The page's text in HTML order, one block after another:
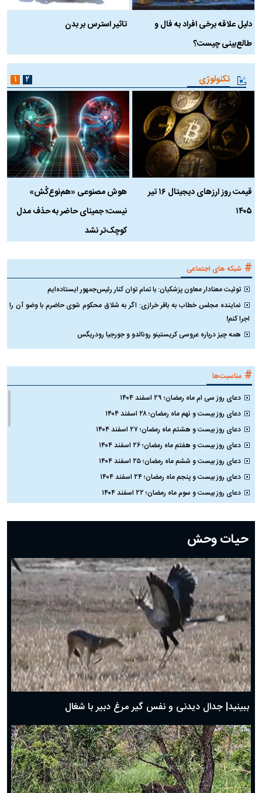
دلیل علاقه برخی افراد به فال و
طالع‌بینی چیست؟
تاثیر استرس بر بدن
تکنولوژی
قیمت روز ارز‌های دیجیتال ۱۶ تیر
۱۴۰۵
هوش مصنوعی «هم‌نوع‌کُش»
نیست؛ جمینای حاضر به حذف مدل
کوچک‌تر نشد
۱ ۲
# شبکه های اجتماعی
توئیت معنادار معاون پزشکیان: با تمام توان کنار رئیس‌جمهور ایستاده‌ایم
نماینده مجلس خطاب به باقر خرازی: اگر به شلاق محکوم شوی حاضرم با وضو آن را
اجرا کنم!
همه چیز درباره عروسی کریستینو رونالدو و جورجیا رودریگس
# مناسبت‌ها
دعای روز سی ام ماه رمضان؛ ۲۹ اسفند ۱۴۰۴
دعای روز بیست و نهم ماه رمضان؛ ۲۸ اسفند ۱۴۰۴
دعای روز بیست و هشتم ماه رمضان؛ ۲۷ اسفند ۱۴۰۴
دعای روز بیست و هفتم ماه رمضان؛ ۲۶ اسفند ۱۴۰۴
دعای روز بیست و ششم ماه رمضان؛ ۲۵ اسفند ۱۴۰۴
دعای روز بیست و پنجم ماه رمضان؛ ۲۴ اسفند ۱۴۰۴
دعای روز بیست و سوم ماه رمضان؛ ۲۲ اسفند ۱۴۰۴
دعای روز بیستم ماه رمضان؛ ۱۹ اسفند ۱۴۰۴
دعای روز هشتم ماه مبارک رمضان؛ ۷ اسفند ماه ۱۴۰۴
دعای روز هفتم ماه رمضان؛ ۶ اسفند ۱۴۰۴
دعای روز ششم ماه رمضان؛ ۵ اسفند ۱۴۰۴
دعای روز پنجم ماه رمضان؛ ۴ اسفند ۱۴۰۴
دعای روز چهارم ماه مبارک رمضان؛ ۳ اسفند ۱۴۰۴
دعای روز سوم ماه مبارک رمضان؛ ۱۴ اسفند ۱۴۰۴
دعای روز دوم ماه مبارک رمضان ۱ اسفند ماه ۱۴۰۴
دعای روز اول ماه مبارک رمضان، ۳۰ بهمن ۱۴۰۴
حضرت زینب(س) چگونه از دنیا رفت؟
بهترین پیامک تبریک روز پدر ۱۴۰۴؛ جملات زیبا و صمیمانه
حیات وحش
ببینید| جدال دیدنی و نفس گیر مرغ دبیر با شغال